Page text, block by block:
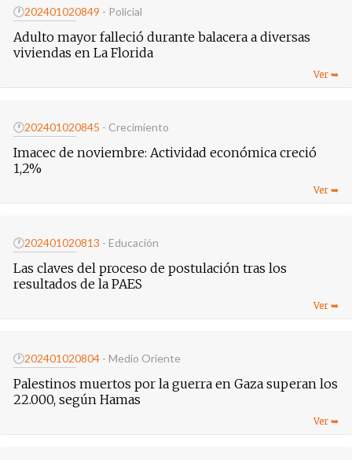
🕐202401020849 - Policial
Adulto mayor falleció durante balacera a diversas
viviendas en La Florida
🕐202401020845 - Crecimiento
Imacec de noviembre: Actividad económica creció
1,2%
🕐202401020813 - Educación
Las claves del proceso de postulación tras los
resultados de la PAES
🕐202401020804 - Medio Oriente
Palestinos muertos por la guerra en Gaza superan los
22.000, según Hamas